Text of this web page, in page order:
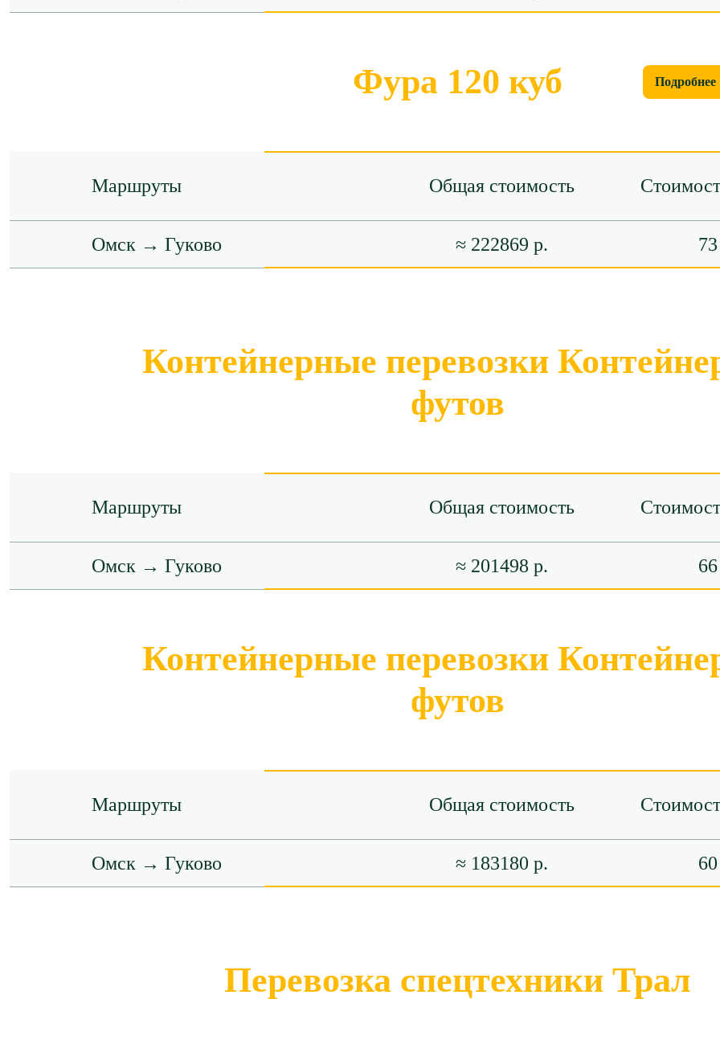
Фура 120 куб Подробнее
Маршруты Общая стоимость
Омск → Гуково ≈ 222869 р.
Контейнерные перевозки
футов
Маршруты Общая стоимость
Омск → Гуково ≈ 201498 р.
Контейнерные перевозки
футов
Маршруты Общая стоимость
Омск → Гуково ≈ 183180 р.
Перевозка спецтехники Трал